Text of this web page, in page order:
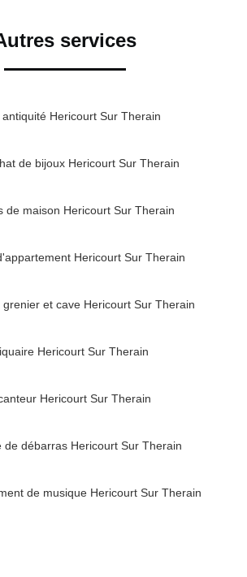
services
antiquité Hericourt Sur Therain
de bijoux Hericourt Sur Therain
de maison Hericourt Sur Therain
Hericourt Sur Therain
grenier et cave Hericourt Sur Therain
Hericourt Sur Therain
Hericourt Sur Therain
de débarras Hericourt Sur Therain
de musique Hericourt Sur Therain